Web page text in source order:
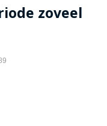
zoveel